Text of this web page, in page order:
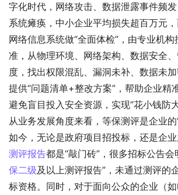
字化时代，网络攻击、数据泄露事件频
系统瘫痪，中小企业平均损失超百万元
网络信息系统做“全面体检”，由专业机
准，从物理环境、网络架构、数据安全
度，找出权限混乱、漏洞未补、数据未
提供“问题清单+整改方案”，帮助企业精
避免盲目投入安全资源，实现“花小钱防大
从业务发展角度来看，等保测评是企业的
如今，无论是政府项目招投标，还是企业
测评报告都是“敲门砖”，很多招标公告
保二级及以上测评报告”，未通过测评的
标资格。同时，对于面向公众的企业（